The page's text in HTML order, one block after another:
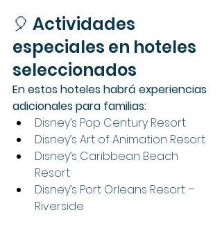
🎈 Actividades
especiales en hoteles
seleccionados
En estos hoteles habrá experiencias
adicionales para familias:
Disney’s Pop Century Resort
Disney’s Art of Animation Resort
Disney’s Caribbean Beach
Resort
Disney’s Port Orleans Resort –
Riverside